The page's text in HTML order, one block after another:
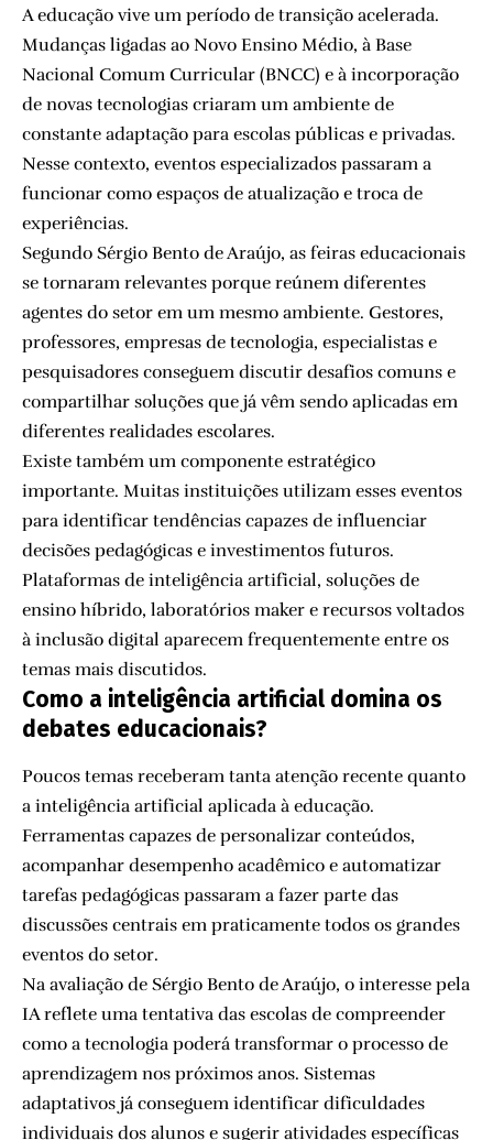
A educação vive um período de transição acelerada.
Mudanças ligadas ao Novo Ensino Médio, à Base
Nacional Comum Curricular (BNCC) e à incorporação
de novas tecnologias criaram um ambiente de
constante adaptação para escolas públicas e privadas.
Nesse contexto, eventos especializados passaram a
funcionar como espaços de atualização e troca de
experiências.
Segundo Sérgio Bento de Araújo, as feiras educacionais
se tornaram relevantes porque reúnem diferentes
agentes do setor em um mesmo ambiente. Gestores,
professores, empresas de tecnologia, especialistas e
pesquisadores conseguem discutir desafios comuns e
compartilhar soluções que já vêm sendo aplicadas em
diferentes realidades escolares.
Existe também um componente estratégico
importante. Muitas instituições utilizam esses eventos
para identificar tendências capazes de influenciar
decisões pedagógicas e investimentos futuros.
Plataformas de inteligência artificial, soluções de
ensino híbrido, laboratórios maker e recursos voltados
à inclusão digital aparecem frequentemente entre os
temas mais discutidos.
Como a inteligência artificial domina os
debates educacionais?
Poucos temas receberam tanta atenção recente quanto
a inteligência artificial aplicada à educação.
Ferramentas capazes de personalizar conteúdos,
acompanhar desempenho acadêmico e automatizar
tarefas pedagógicas passaram a fazer parte das
discussões centrais em praticamente todos os grandes
eventos do setor.
Na avaliação de Sérgio Bento de Araújo, o interesse pela
IA reflete uma tentativa das escolas de compreender
como a tecnologia poderá transformar o processo de
aprendizagem nos próximos anos. Sistemas
adaptativos já conseguem identificar dificuldades
individuais dos alunos e sugerir atividades específicas